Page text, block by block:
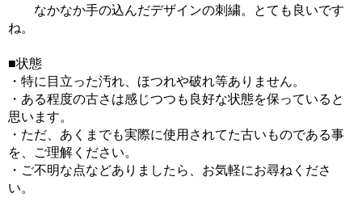
なかなか手の込んだデザインの刺繍。とても良いです
ね。
■状態
・特に目立った汚れ、ほつれや破れ等ありません。
・ある程度の古さは感じつつも良好な状態を保っていると
思います。
・ただ、あくまでも実際に使用されてた古いものである事
を、ご理解ください。
・ご不明な点などありましたら、お気軽にお尋ねくださ
い。